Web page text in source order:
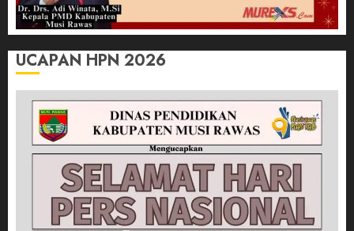
UCAPAN HPN 2026